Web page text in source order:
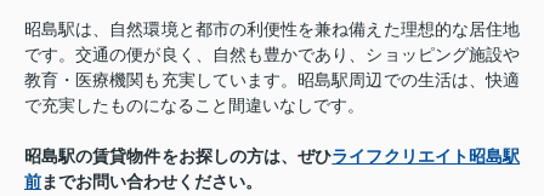
昭島駅は、自然環境と都市の利便性を兼ね備えた理想的な居住地
です。交通の便が良く、自然も豊かであり、ショッピング施設や
教育・医療機関も充実しています。昭島駅周辺での生活は、快適
で充実したものになること間違いなしです。
昭島駅の賃貸物件をお探しの方は、ぜひライフクリエイト昭島駅
前までお問い合わせください。